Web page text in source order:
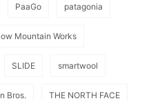
PaaGo patagonia
Mountain Works
SLIDE smartwool
Bros. THE NORTH FACE